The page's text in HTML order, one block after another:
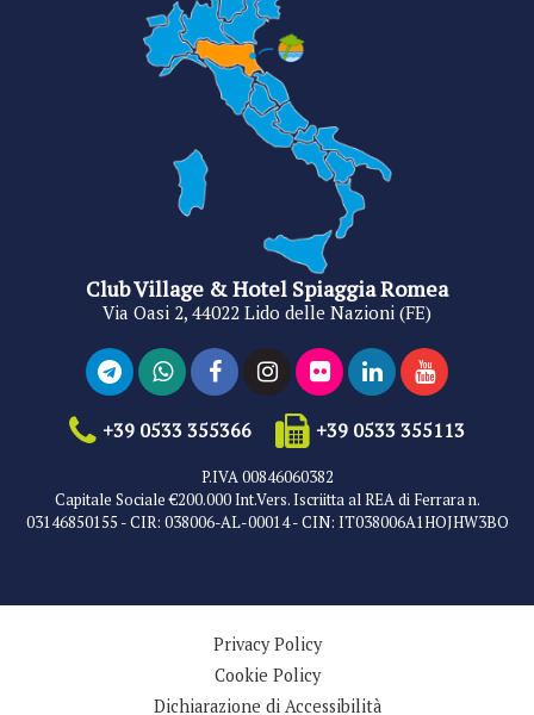
Club Village & Hotel Spiaggia Romea
Via Oasi 2, 44022 Lido delle Nazioni (FE)
+39 0533 355366 +39 0533 355113
P.IVA 00846060382
Capitale Sociale €200.000 Int.Vers. Iscriitta al REA di Ferrara n.
03146850155 - CIR: 038006-AL-00014 - CIN: IT038006A1HOJHW3BO
Privacy Policy
Cookie Policy
Dichiarazione di Accessibilità